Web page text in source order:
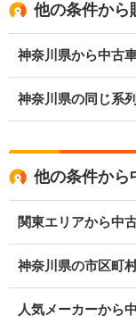
他の条件から
神奈川県から中古
神奈川県の同じ系
他の条件から
関東エリアから中
神奈川県の市区町
人気メーカーから